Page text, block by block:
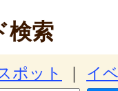
検索
ポット イ